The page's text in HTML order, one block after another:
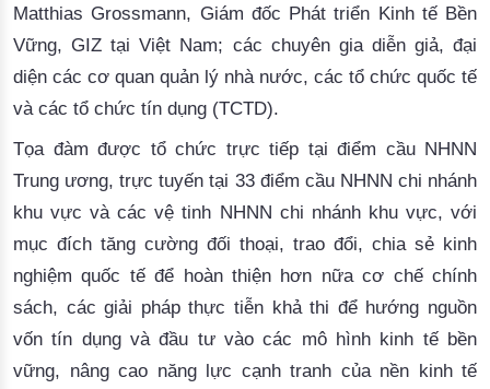
Matthias Grossmann, Giám đốc Phát triển Kinh tế Bền
Vững, GIZ tại Việt Nam; các chuyên gia diễn giả, đại
diện các cơ quan quản lý nhà nước, các tổ chức quốc tế
và các tổ chức tín dụng (TCTD).
Tọa đàm được tổ chức trực tiếp tại điểm cầu NHNN
Trung ương, trực tuyến tại 33 điểm cầu NHNN chi nhánh
khu vực và các vệ tinh NHNN chi nhánh khu vực, với
mục đích tăng cường đối thoại, trao đổi, chia sẻ kinh
nghiệm quốc tế để hoàn thiện hơn nữa cơ chế chính
sách, các giải pháp thực tiễn khả thi để hướng nguồn
vốntín dụngvà đầu tư vàocác mô hình kinh tế bền
vững, nâng cao năng lực cạnh tranh của nền kinh tế